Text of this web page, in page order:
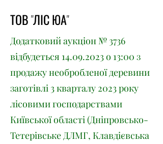
ТОВ "ЛІС ЮА"
Додатковий аукціон № 3736
відбудеться 14.09.2023о 13:00 з
продажу необробленої деревини
заготівлі 3 кварталу 2023 року
лісовими господарствами
Київської області (Дніпровсько-
Тетерівське ДЛМГ, Клавдієвська